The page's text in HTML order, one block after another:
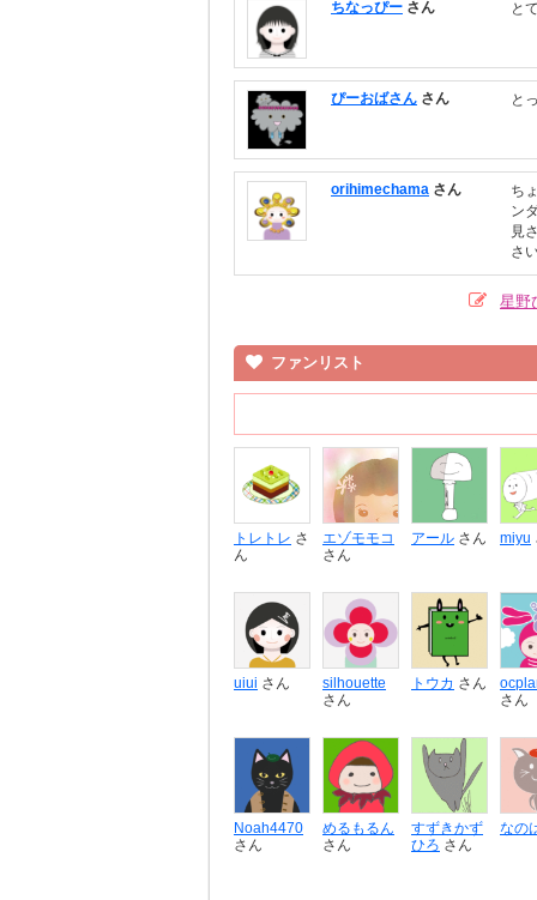
ちなっぴー さん と
ぴーおばさん さん と
orihimechama さん
ち
ン
見
さ
星野
ファンリスト
トレトレ さ
ん
エゾモモコ
さん
アール さん miyu
uiui さん
silhouette
さん
トウカ さん
さん
Noah4470
さん
めるもるん
さん
すずきかず
ひろ さん
なの